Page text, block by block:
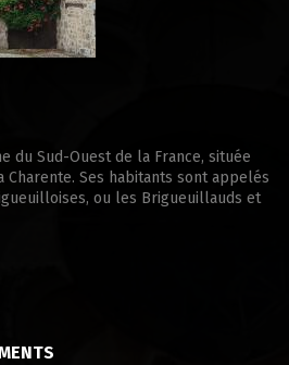
du Sud-Ouest de la France, située
Ses habitants sont appelés
ou les Brigueuillauds et